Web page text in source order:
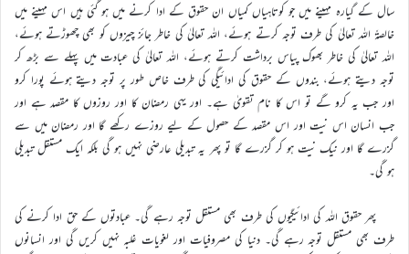
سال کے گیارہ مہینے میں جو کوتاہیاں کمیاں ان حقوق کے ادا کرنے میں ہو گئی ہیں اس مہینے میں
خالصۃً اللہ تعالیٰ کی طرف توجہ کرتے ہوئے، اللہ تعالیٰ کی خاطر جائز چیزوں کو بھی چھوڑتے ہوئے،
اللہ تعالیٰ کی خاطر بھوک پیاس برداشت کرتے ہوئے، اللہ تعالیٰ کی عبادت میں پہلے سے بڑھ کر
توجہ دیتے ہوئے، بندوں کے حقوق کی ادائیگی کی طرف خاص طور پر توجہ دیتے ہوئے پورا کرو
اور جب یہ کرو گے تو اس کا نام تقویٰ ہے۔ اور یہی رمضان کا اور روزوں کا مقصد ہے اور
جب انسان اس نیت اور اس مقصد کے حصول کے لیے روزے رکھے گا اور رمضان میں سے
گزرے گا اور نیک نیت ہو کر گزرے گا تو پھر یہ تبدیلی عارضی نہیں ہو گی بلکہ ایک مستقل تبدیلی
ہو گی۔
پھر حقوق اللہ کی ادائیگیوں کی طرف بھی مستقل توجہ رہے گی۔ عبادتوں کے حق ادا کرنے کی
طرف بھی مستقل توجہ رہے گی۔ دنیا کی مصروفیات اور لغویات غلبہ نہیں کریں گی اور انسانوں